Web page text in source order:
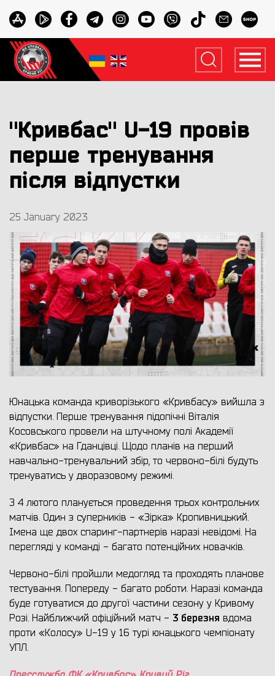
"Кривбас" U-19 провів
перше тренування
після відпустки
25 January 2023
Юнацька команда криворізького «Кривбасу» вийшла з
відпустки. Перше тренування підопічні Віталія
Косовського провели на штучному полі Академії
«Кривбас» на Гданцівці. Щодо планів на перший
навчально-тренувальний збір, то червоно-білі будуть
тренуватись у дворазовому режимі.
З 4 лютого планується проведення трьох контрольних
матчів. Один з суперників - «Зірка» Кропивницький.
Імена ще двох спаринг-партнерів наразі невідомі. На
перегляді у команді - багато потенційних новачків.
Червоно-білі пройшли медогляд та проходять планове
тестування. Попереду - багато роботи. Наразі команда
буде готуватися до другої частини сезону у Кривому
Розі. Найближчий офіційний матч - 3 березня вдома
проти «Колосу» U-19 у 16 турі юнацького чемпіонату
УПЛ.